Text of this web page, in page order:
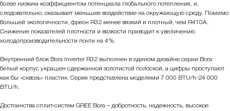
более низким коэффициентом потенциала глобального потепления, и,
следовательно, оказывает меньшее воздействие на окружающую среду. Помимо
большей экологичности, фреон R32 менее вязкий и плотный, чем R410A.
Снижение показателей плотности и вязкости приводит к увеличению
холодопроизводительности почти на 4%.
Внутренний блок Bora Inverter R32 выполнен в едином дизайне серии Bora:
белый корпус украшен сдержанной золотистой полоской, а цифры проступают
как бы «сквозь» пластик. Серия представлена моделями 7 000 BTU/h-24 000
BTU/h.
Достоинства сплит-систем GREE Bora – добротность, надежность, высокое